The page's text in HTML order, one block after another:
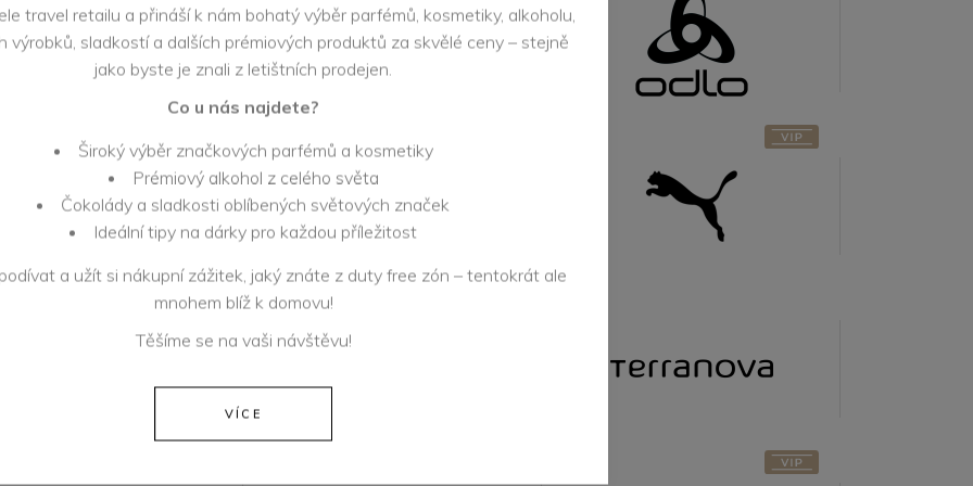
travel retailu a přináší k nám bohatý výběr parfémů, kosmetiky, alkoholu,
výrobků, sladkostí a dalších prémiových produktů za skvělé ceny – stejně
jako byste je znali z letištních prodejen.
Co u nás najdete?
Široký výběr značkových parfémů a kosmetiky
Prémiový alkohol z celého světa
Čokolády a sladkosti oblíbených světových značek
Ideální tipy na dárky pro každou příležitost
a užít si nákupní zážitek, jaký znáte z duty free zón – tentokrát ale
mnohem blíž k domovu!
Těšíme se na vaši návštěvu!
VÍCE
PME
Legend
Pop-up -
Iconik
brands
Puma
Retro Jeans s.Oliver Terranova
Tommy
Tommy
Trespass